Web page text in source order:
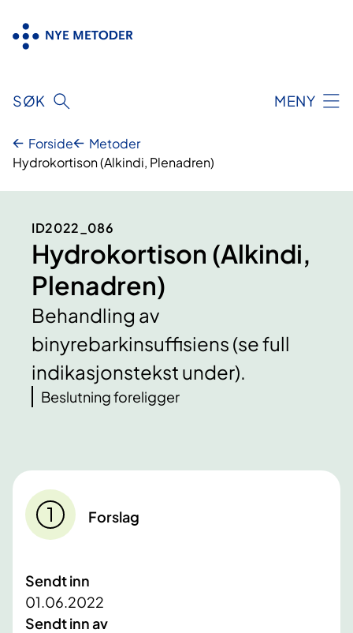
innhold
SØK MENY
Forside
Metoder
Hydrokortison (Alkindi, Plenadren)
ID2022_086
Hydrokortison (Alkindi,
Plenadren)
Behandling av
binyrebarkinsuffisiens (se full
indikasjonstekst under).
Beslutning foreligger
Forslag
Sendt inn
01.06.2022
Sendt inn av